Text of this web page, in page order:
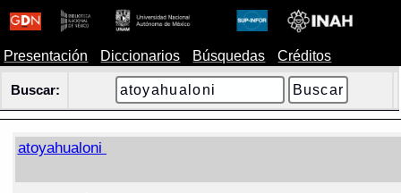
Presentación Diccionarios Búsquedas Créditos
Buscar:
atoyahualoni